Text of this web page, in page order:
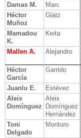
Damas M. Marc
Héctor
Muñoz
Glatz
Mamadou
K.
Keita
Mallen A. Alejandro
Héctor
García
Garrido
Juanlu E. Estévez
Aleix
Domínguez
Aleix
Domínguez
Hernández
Toni
Delgado
Montoro